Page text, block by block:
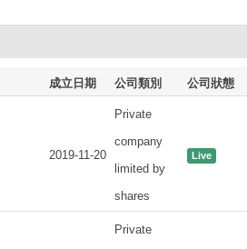
成立日期 公司類別 公司狀態
2019-11-20
Private
company
limited by
shares
Live
Private